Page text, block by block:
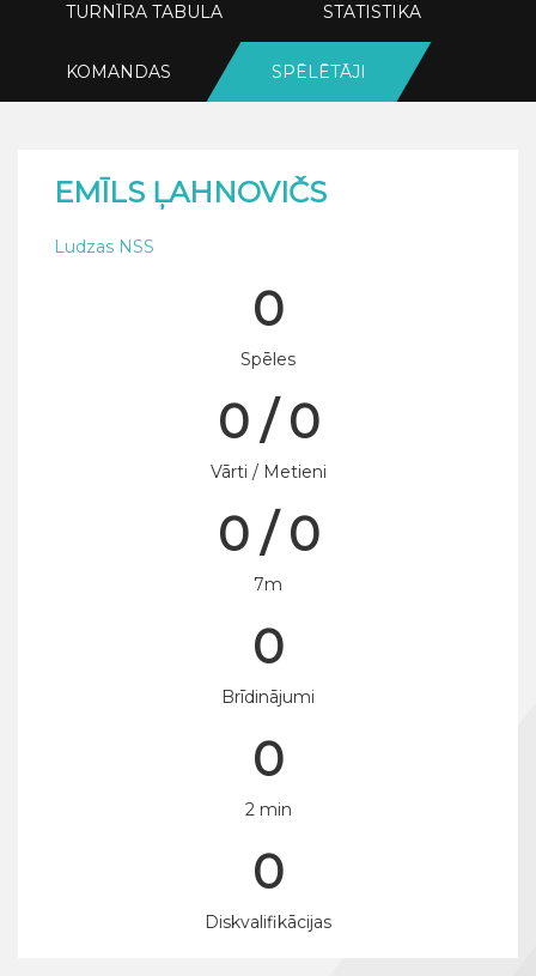
TURNĪRA TABULA STATISTIKA
KOMANDAS SPĒLĒTĀJI
EMĪLS ĻAHNOVIČS
Ludzas NSS
0
Spēles
0 / 0
Vārti / Metieni
0 / 0
7m
0
Brīdinājumi
0
2 min
0
Diskvalifikācijas